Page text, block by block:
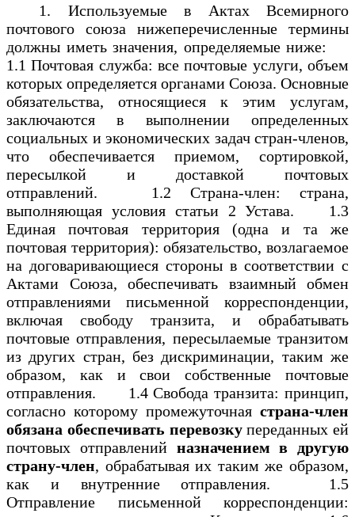
1. Используемые в Актах Всемирного
почтового союза нижеперечисленные термины
должны иметь значения, определяемые ниже:
1.1 Почтовая служба: все почтовые услуги, объем
которых определяется органами Союза. Основные
обязательства, относящиеся к этим услугам,
заключаются в выполнении определенных
социальных и экономических задач стран-членов,
что обеспечивается приемом, сортировкой,
пересылкой и доставкой почтовых
отправлений. 1.2 Страна-член: страна,
выполняющая условия статьи 2 Устава. 1.3
Единая почтовая территория (одна и та же
почтовая территория): обязательство, возлагаемое
на договаривающиеся стороны в соответствии с
Актами Союза, обеспечивать взаимный обмен
отправлениями письменной корреспонденции,
включая свободу транзита, и обрабатывать
почтовые отправления, пересылаемые транзитом
из других стран, без дискриминации, таким же
образом, как и свои собственные почтовые
отправления. 1.4 Свобода транзита: принцип,
согласно которому промежуточная страна-член
обязана обеспечивать перевозкупереданных ей
почтовых отправлений назначением в другую
страну-член, обрабатывая их таким же образом,
как и внутренние отправления. 1.5
Отправление письменной корреспонденции: